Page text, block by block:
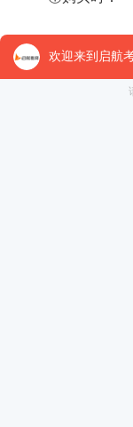
应交税金—